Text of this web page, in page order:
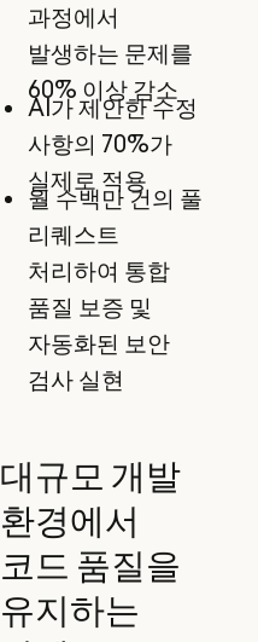
과정에서
발생하는 문제를
60% 이상 감소
AI가 제안한 수정
사항의 70%가
실제로 적용
월 수백만 건의 풀
리퀘스트
처리하여 통합
품질 보증 및
자동화된 보안
검사 실현
대규모 개발
환경에서
코드 품질을
유지하는